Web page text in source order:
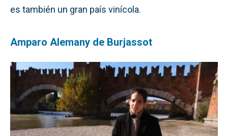
es también un gran país vinícola.
Amparo Alemany de Burjassot